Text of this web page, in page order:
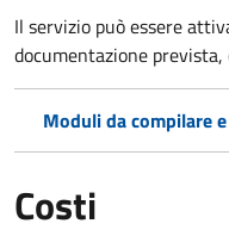
Il servizio può essere
documentazione
Moduli da compilare
Costi